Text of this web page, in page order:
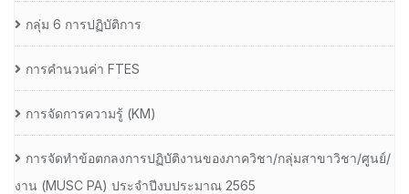
กลุ่ม 6 การปฏิบัติการ
การคำนวนค่า FTES
การจัดการความรู้ (KM)
การจัดทำข้อตกลงการปฏิบัติงานของภาควิชา/กลุ่มสาขาวิชา/ศูนย์/
งาน (MUSC PA) ประจำปีงบประมาณ 2565